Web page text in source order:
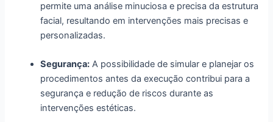
permite uma análise minuciosa e precisa da estrutura
facial, resultando em intervenções mais precisas e
personalizadas.
Segurança: A possibilidade de simular e planejar os
procedimentos antes da execução contribui para a
segurança e redução de riscos durante as
intervenções estéticas.